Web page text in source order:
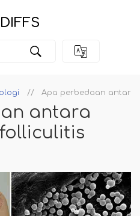
Apa perbedaan antara
antara